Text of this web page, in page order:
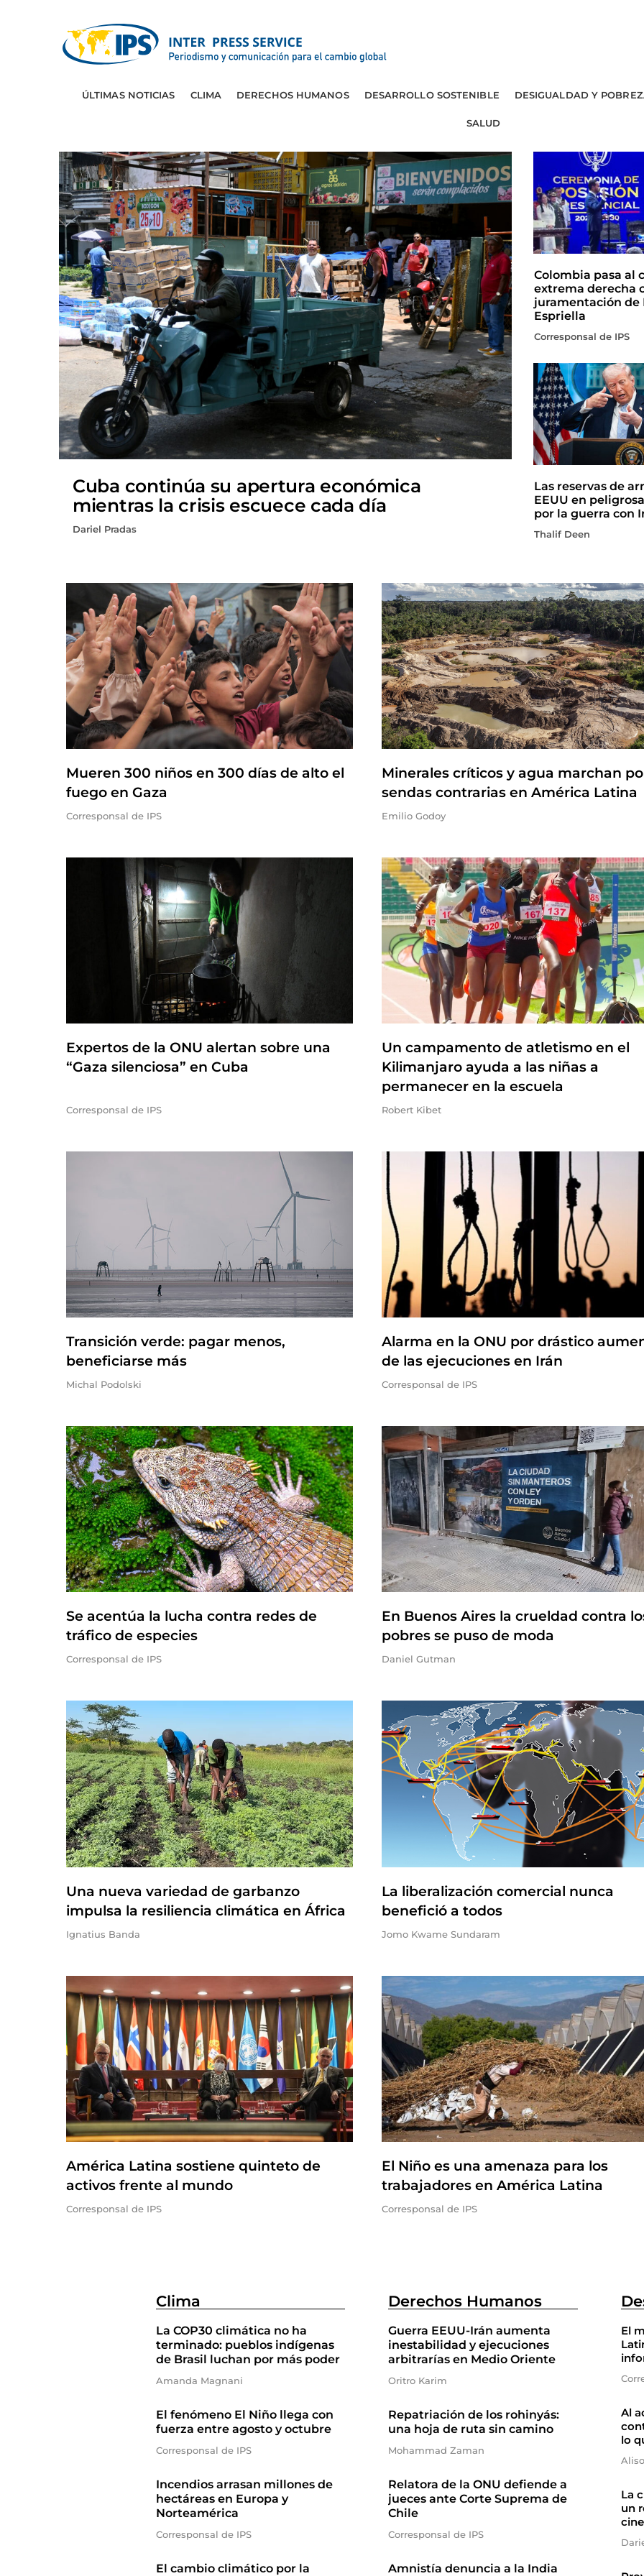
ÚLTIMAS NOTICIAS CLIMA DERECHOS HUMANOS DESARROLLO SOSTENIBLE DESIGUALDAD Y
SALUD
Cuba continúa su apertura económica
mientras la crisis escuece cada día
Dariel Pradas
Colombia pasa al
extrema derecha
juramentación de
Espriella
Corresponsal de IPS
Las reservas de
EEUU en
por la guerra con
Thalif Deen
Mueren 300 niños en 300 días de alto el
fuego en Gaza
Corresponsal de IPS
Minerales críticos y agua marchan
sendas contrarias en América Latina
Emilio Godoy
Expertos de la ONU alertan sobre una
“Gaza silenciosa” en Cuba
Corresponsal de IPS
Un campamento de atletismo en el
Kilimanjaro ayuda a las niñas a
permanecer en la escuela
Robert Kibet
Transición verde: pagar menos,
beneficiarse más
Michal Podolski
Alarma en la ONU por drástico
de las ejecuciones en Irán
Corresponsal de IPS
Se acentúa la lucha contra redes de
tráfico de especies
Corresponsal de IPS
En Buenos Aires la crueldad contra
pobres se puso de moda
Daniel Gutman
Una nueva variedad de garbanzo
impulsa la resiliencia climática en África
Ignatius Banda
La liberalización comercial nunca
benefició a todos
Jomo Kwame Sundaram
América Latina sostiene quinteto de
activos frente al mundo
Corresponsal de IPS
El Niño es una amenaza para los
trabajadores en América Latina
Corresponsal de IPS
Clima
La COP30 climática no ha
terminado: pueblos indígenas
de Brasil luchan por más poder
Amanda Magnani
El fenómeno El Niño llega con
fuerza entre agosto y octubre
Corresponsal de IPS
Incendios arrasan millones de
hectáreas en Europa y
Norteamérica
Corresponsal de IPS
El cambio climático por la
Derechos Humanos
Guerra EEUU-Irán aumenta
inestabilidad y ejecuciones
arbitrarías en Medio Oriente
Oritro Karim
Repatriación de los rohinyás:
una hoja de ruta sin camino
Mohammad Zaman
Relatora de la ONU defiende a
jueces ante Corte Suprema de
Chile
Corresponsal de IPS
Amnistía denuncia a la India
El
Al
lo
La
un
cine